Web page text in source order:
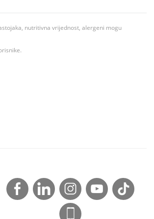
nutritivna vrijednost, alergeni mogu